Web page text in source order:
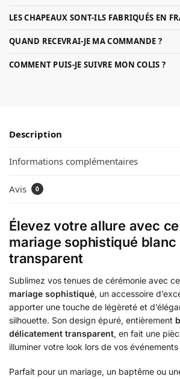
LES CHAPEAUX SONT-ILS FABRIQUÉS EN
QUAND RECEVRAI-JE MA COMMANDE ?
COMMENT PUIS-JE SUIVRE MON COLIS ?
Description
Informations complémentaires
Avis 0
Élevez votre allure avec
mariage sophistiqué blanc
transparent
Sublimez vos tenues de cérémonie avec ce
mariage sophistiqué, un accessoire
apporter une touche de légèreté et
silhouette. Son design épuré, entièrement
délicatement transparent, en fait une
illuminer votre look lors de vos
Parfait pour un mariage, un baptême ou